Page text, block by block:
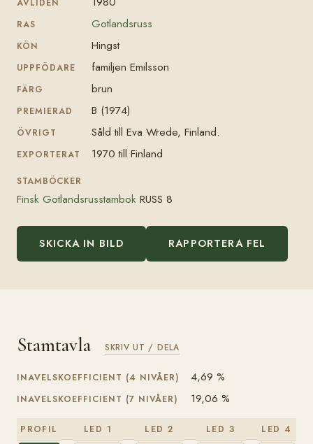
AVLIDEN
RAS Gotlandsruss
KÖN Hingst
UPPFÖDARE familjen Emilsson
FÄRG brun
PREMIERAD B (1974)
ÖVRIGT Såld till Eva Wrede, Finland.
EXPORTERAT 1970 till Finland
STAMBÖCKER
Finsk Gotlandsrusstambok RUSS 8
SKICKA IN BILD RAPPORTERA FEL
Stamtavla SKRIV UT / DELA
INAVELSKOEFFICIENT (4 NIVÅER) 4,69 %
INAVELSKOEFFICIENT (7 NIVÅER) 19,06 %
PROFIL LED 1 LED 2 LED 3 LED 4